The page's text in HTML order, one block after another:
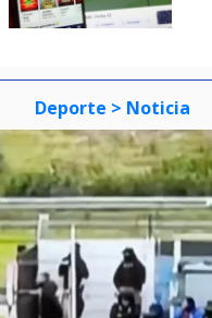
Deporte > Noticia